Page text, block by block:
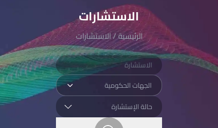
الاستشارات
الرئيسية/الاستشارات
الجهات الحكومية